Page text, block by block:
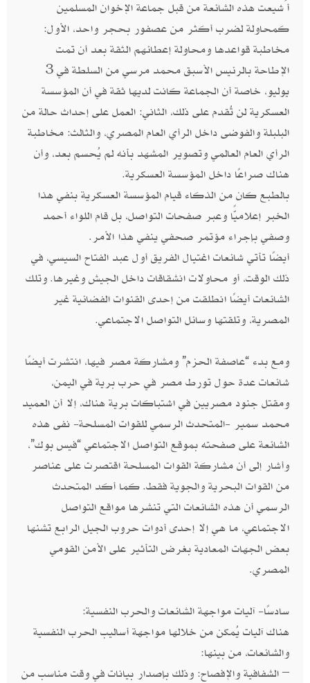
أُشيعت هذه الشائعة من قبل جماعة الإخوان المسلمين
كمحاولة لضرب أكثر من عصفور بحجر واحد، الأول:
مخاطبة قواعدها ومحاولة إعطائهم الثقة بعد أن تمت
الإطاحة بالرئيس الأسبق محمد مرسي من السلطة في 3
يوليو، خاصة أن الجماعة كانت لديها ثقة في أن المؤسسة
العسكرية لن تُقدم على ذلك، الثاني: العمل على إحداث حالة من
البلبلة والفوضى داخل الرأي العام المصري، والثالث: مخاطبة
الرأي العام العالمي وتصوير المشهد بأنه لم يُحسم بعد، وأن
هناك صراعًا داخل المؤسسة العسكرية.
بالطبع كان من الذكاء قيام المؤسسة العسكرية بنفي هذا
الخبر إعلاميًّا وعبر صفحات التواصل، بل قام اللواء أحمد
وصفي بإجراء مؤتمر صحفي ينفي هذا الأمر.
أيضًا تأتي شائعات اغتيال الفريق أول عبد الفتاح السيسي، في
ذلك الوقت، أو محاولات انشقاقات داخل الجيش وغيرها. وتلك
الشائعات أيضًا انطلقت من إحدى القنوات الفضائية غير
المصرية، وتلقتها وسائل التواصل الاجتماعي.
ومع بدء “عاصفة الحزم” ومشاركة مصر فيها، انتشرت أيضًا
شائعات عدة حول تورط مصر في حرب برية في اليمن،
ومقتل جنود مصريين في اشتباكات برية هناك، إلا أن العميد
محمد سمير -المتحدث الرسمي للقوات المسلحة- نفى هذه
الشائعة على صفحته بموقع التواصل الاجتماعي “فيس بوك”،
وأشار إلى أن مشاركة القوات المسلحة اقتصرت على عناصر
من القوات البحرية والجوية فقط. كما أكد المتحدث
الرسمي أن هذه الشائعات التي تنشرها مواقع التواصل
الاجتماعي، ما هي إلا إحدى أدوات حروب الجيل الرابع تشنها
بعض الجهات المعادية بغرض التأثير على الأمن القومي
المصري.
سادسًا- آليات مواجهة الشائعات والحرب النفسية:
هناك آليات يُمكن من خلالها مواجهة أساليب الحرب النفسية
والشائعات، من بينها:
– الشفافية والإفصاح: وذلك بإصدار بيانات في وقت مناسب من